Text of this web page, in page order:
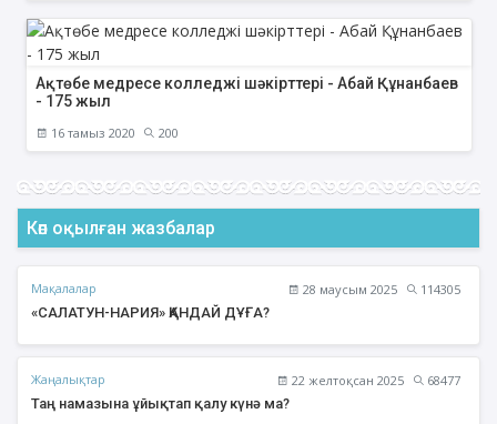
Ақтөбе медресе колледжі шәкірттері - Абай Құнанбаев
- 175 жыл
16 тамыз 2020 200
Көп оқылған жазбалар
Мақалалар 28 маусым 2025
114305
«САЛАТУН-НАРИЯ» ҚАНДАЙ ДҰҒА?
Жаңалықтар 22 желтоқсан 2025
68477
Таң намазына ұйықтап қалу күнә ма?